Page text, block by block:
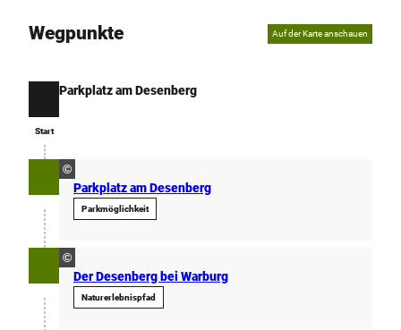
Wegpunkte Auf der Karte anschauen
Start
Parkplatz am Desenberg
©
Parkplatz am Desenberg
Parkmöglichkeit
©
Der Desenberg bei Warburg
Naturerlebnispfad